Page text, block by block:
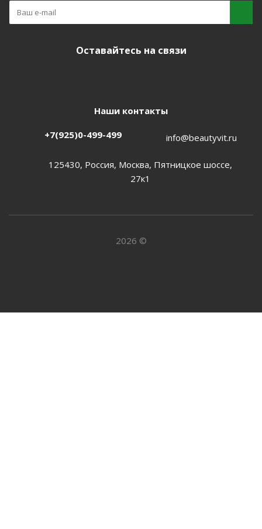
Оставайтесь на связи
Наши контакты
+7(925)0-499-499 info@beautyvit.ru
125430, Россия, Москва, Пятницкое шоссе,
27к1
2026 ©